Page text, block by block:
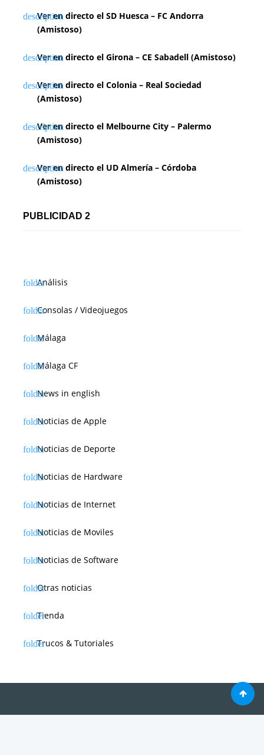
Ver en directo el SD Huesca – FC Andorra
(Amistoso)
Ver en directo el Girona – CE Sabadell (Amistoso)
Ver en directo el Colonia – Real Sociedad
(Amistoso)
Ver en directo el Melbourne City – Palermo
(Amistoso)
Ver en directo el UD Almería – Córdoba
(Amistoso)
PUBLICIDAD 2
Análisis
Consolas / Videojuegos
Málaga
Málaga CF
News in english
Noticias de Apple
Noticias de Deporte
Noticias de Hardware
Noticias de Internet
Noticias de Moviles
Noticias de Software
Otras noticias
Tienda
Trucos & Tutoriales